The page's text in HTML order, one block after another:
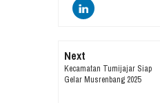
Next
Kecamatan Tumijajar Siap
Gelar Musrenbang 2025